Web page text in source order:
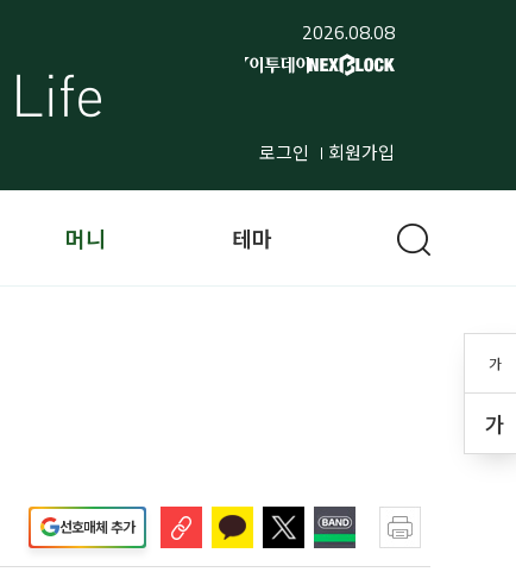
2026.08.08
로그인 회원가입
가
가
머니 테마
선호매체 추가